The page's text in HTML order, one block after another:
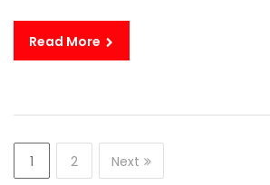
Read More
1 2 Next